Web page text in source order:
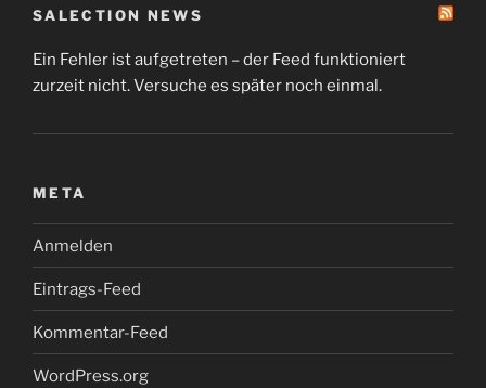
SALECTION NEWS
Ein Fehler ist aufgetreten – der Feed funktioniert
zurzeit nicht. Versuche es später noch einmal.
META
Anmelden
Eintrags-Feed
Kommentar-Feed
WordPress.org